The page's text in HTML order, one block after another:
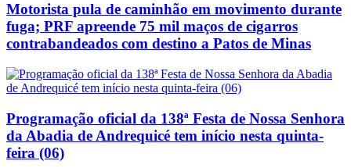
Motorista pula de caminhão em movimento durante
fuga; PRF apreende 75 mil maços de cigarros
contrabandeados com destino a Patos de Minas
Programação oficial da 138ª Festa de Nossa Senhora
da Abadia de Andrequicé tem início nesta quinta-
feira (06)